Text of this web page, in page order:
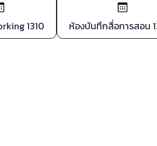
1310 ห้องบันทึกสื่อการสอน